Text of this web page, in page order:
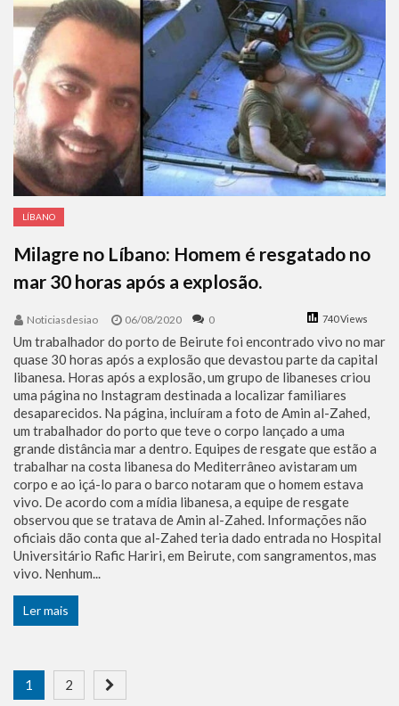
LÍBANO
Milagre no Líbano: Homem é resgatado no
mar 30 horas após a explosão.
Noticiasdesiao 06/08/2020 740 Views
0
Um trabalhador do porto de Beirute foi encontrado vivo no mar
quase 30 horas após a explosão que devastou parte da capital
libanesa. Horas após a explosão, um grupo de libaneses criou
uma página no Instagram destinada a localizar familiares
desaparecidos. Na página, incluíram a foto de Amin al-Zahed,
um trabalhador do porto que teve o corpo lançado a uma
grande distância mar a dentro. Equipes de resgate que estão a
trabalhar na costa libanesa do Mediterrâneo avistaram um
corpo e ao içá-lo para o barco notaram que o homem estava
vivo. De acordo com a mídia libanesa, a equipe de resgate
observou que se tratava de Amin al-Zahed. Informações não
oficiais dão conta que al-Zahed teria dado entrada no Hospital
Universitário Rafic Hariri, em Beirute, com sangramentos, mas
vivo. Nenhum...
Ler mais
Paginação
1 2